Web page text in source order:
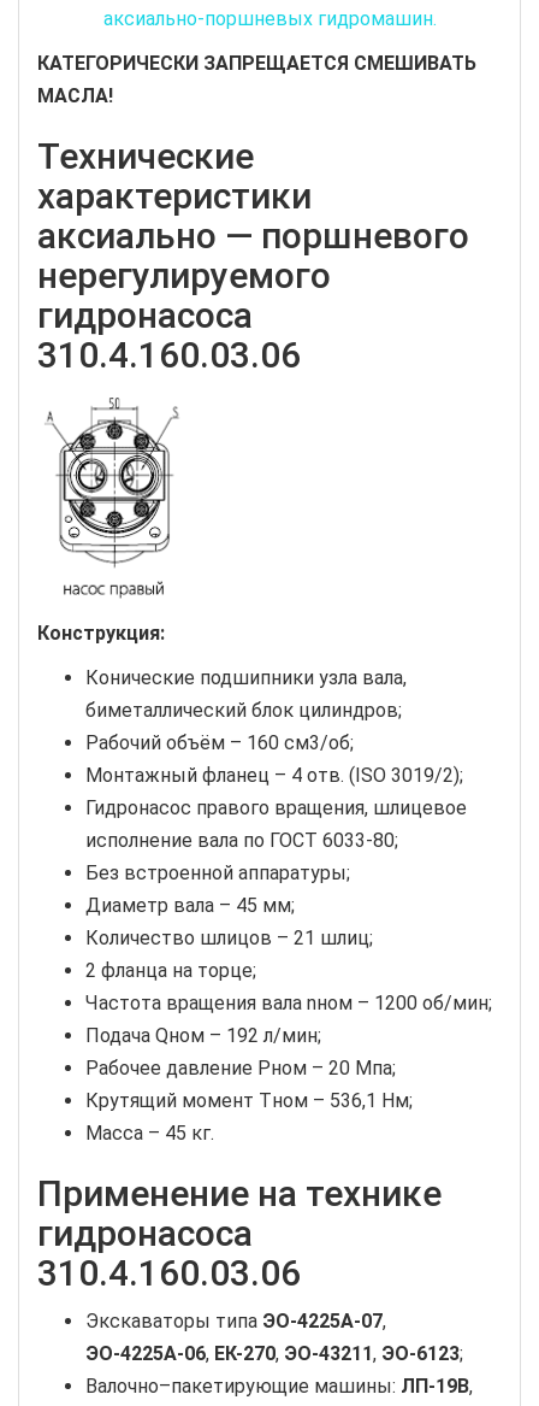
аксиально-поршневых гидромашин.
КАТЕГОРИЧЕСКИ ЗАПРЕЩАЕТСЯ СМЕШИВАТЬ
МАСЛА!
Технические
характеристики
аксиально — поршневого
нерегулируемого
гидронасоса
310.4.160.03.06
Конструкция:
Конические подшипники узла вала,
биметаллический блок цилиндров;
Рабочий объём – 160 см3/об;
Монтажный фланец – 4 отв. (ISO 3019/2);
Гидронасос правого вращения, шлицевое
исполнение вала по ГОСТ 6033-80;
Без встроенной аппаратуры;
Диаметр вала – 45 мм;
Количество шлицов – 21 шлиц;
2 фланца на торце;
Частота вращения вала nном – 1200 об/мин;
Подача Qном – 192 л/мин;
Рабочее давление Pном – 20 Мпа;
Крутящий момент Tном – 536,1 Нм;
Масса – 45 кг.
Применение на технике
гидронасоса
310.4.160.03.06
Экскаваторы типа ЭО-4225А-07,
ЭО-4225А-06, ЕК-270, ЭО-43211, ЭО-6123;
Валочно–пакетирующие машины: ЛП-19В,